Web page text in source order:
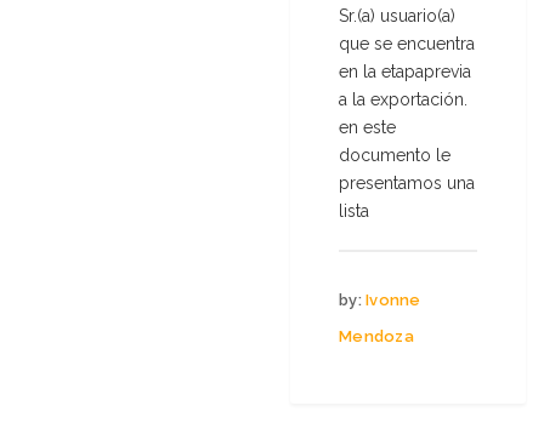
Sr.(a) usuario(a)
que se encuentra
en la etapaprevia
a la exportación.
en este
documento le
presentamos una
lista
by:Ivonne
Mendoza